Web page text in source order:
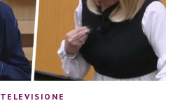
TELEVISIONE